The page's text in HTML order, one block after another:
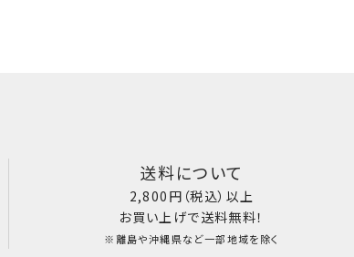
送料について
2,800円（税込）以上
お買い上げで送料無料！
※離島や沖縄県など一部地域を除く